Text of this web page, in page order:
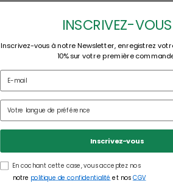
INSCRIVEZ-VOUS
Inscrivez-vous à notre Newsletter, enregistrez
10% sur votre première
Inscrivez-vous
En cochant cette case, vous acceptez nos
notre politique de confidentialité et nos CGV